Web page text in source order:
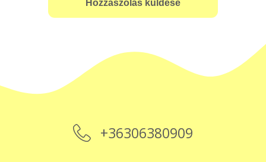
+36306380909